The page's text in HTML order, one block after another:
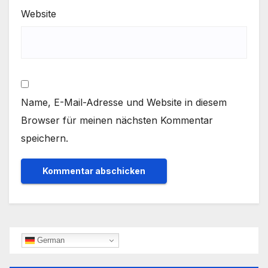
Website
Name, E-Mail-Adresse und Website in diesem
Browser für meinen nächsten Kommentar
speichern.
German